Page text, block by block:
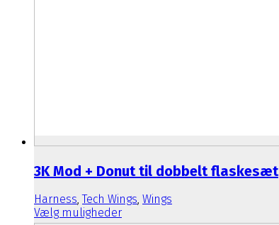
3K Mod + Donut til dobbelt flaskesæt
Harness,Tech Wings, Wings
Vælg mulighederDette